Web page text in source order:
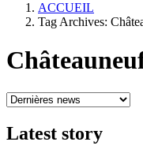
ACCUEIL
Tag Archives:
Latest story